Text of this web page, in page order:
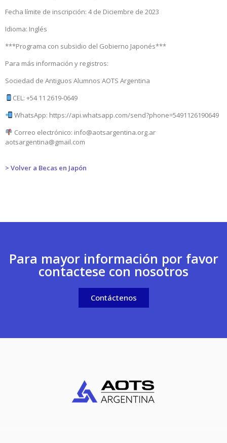
Fecha límite de inscripción: 4 de Diciembre de 2023
Idioma: Inglés
***Programa con subsidio del Gobierno Japonés***
Para más información y registros:
Sociedad de Antiguos Alumnos AOTS Argentina
CEL: +54 11 2619-0649
WhatsApp: https://api.whatsapp.com/send?phone=5491126190649
Correo electrónico: info@aotsargentina.org.ar
aotsargentina@gmail.com
> Volver a Becas en Japón
Para mayor información por favor
contactese con nosotros
Contáctenos